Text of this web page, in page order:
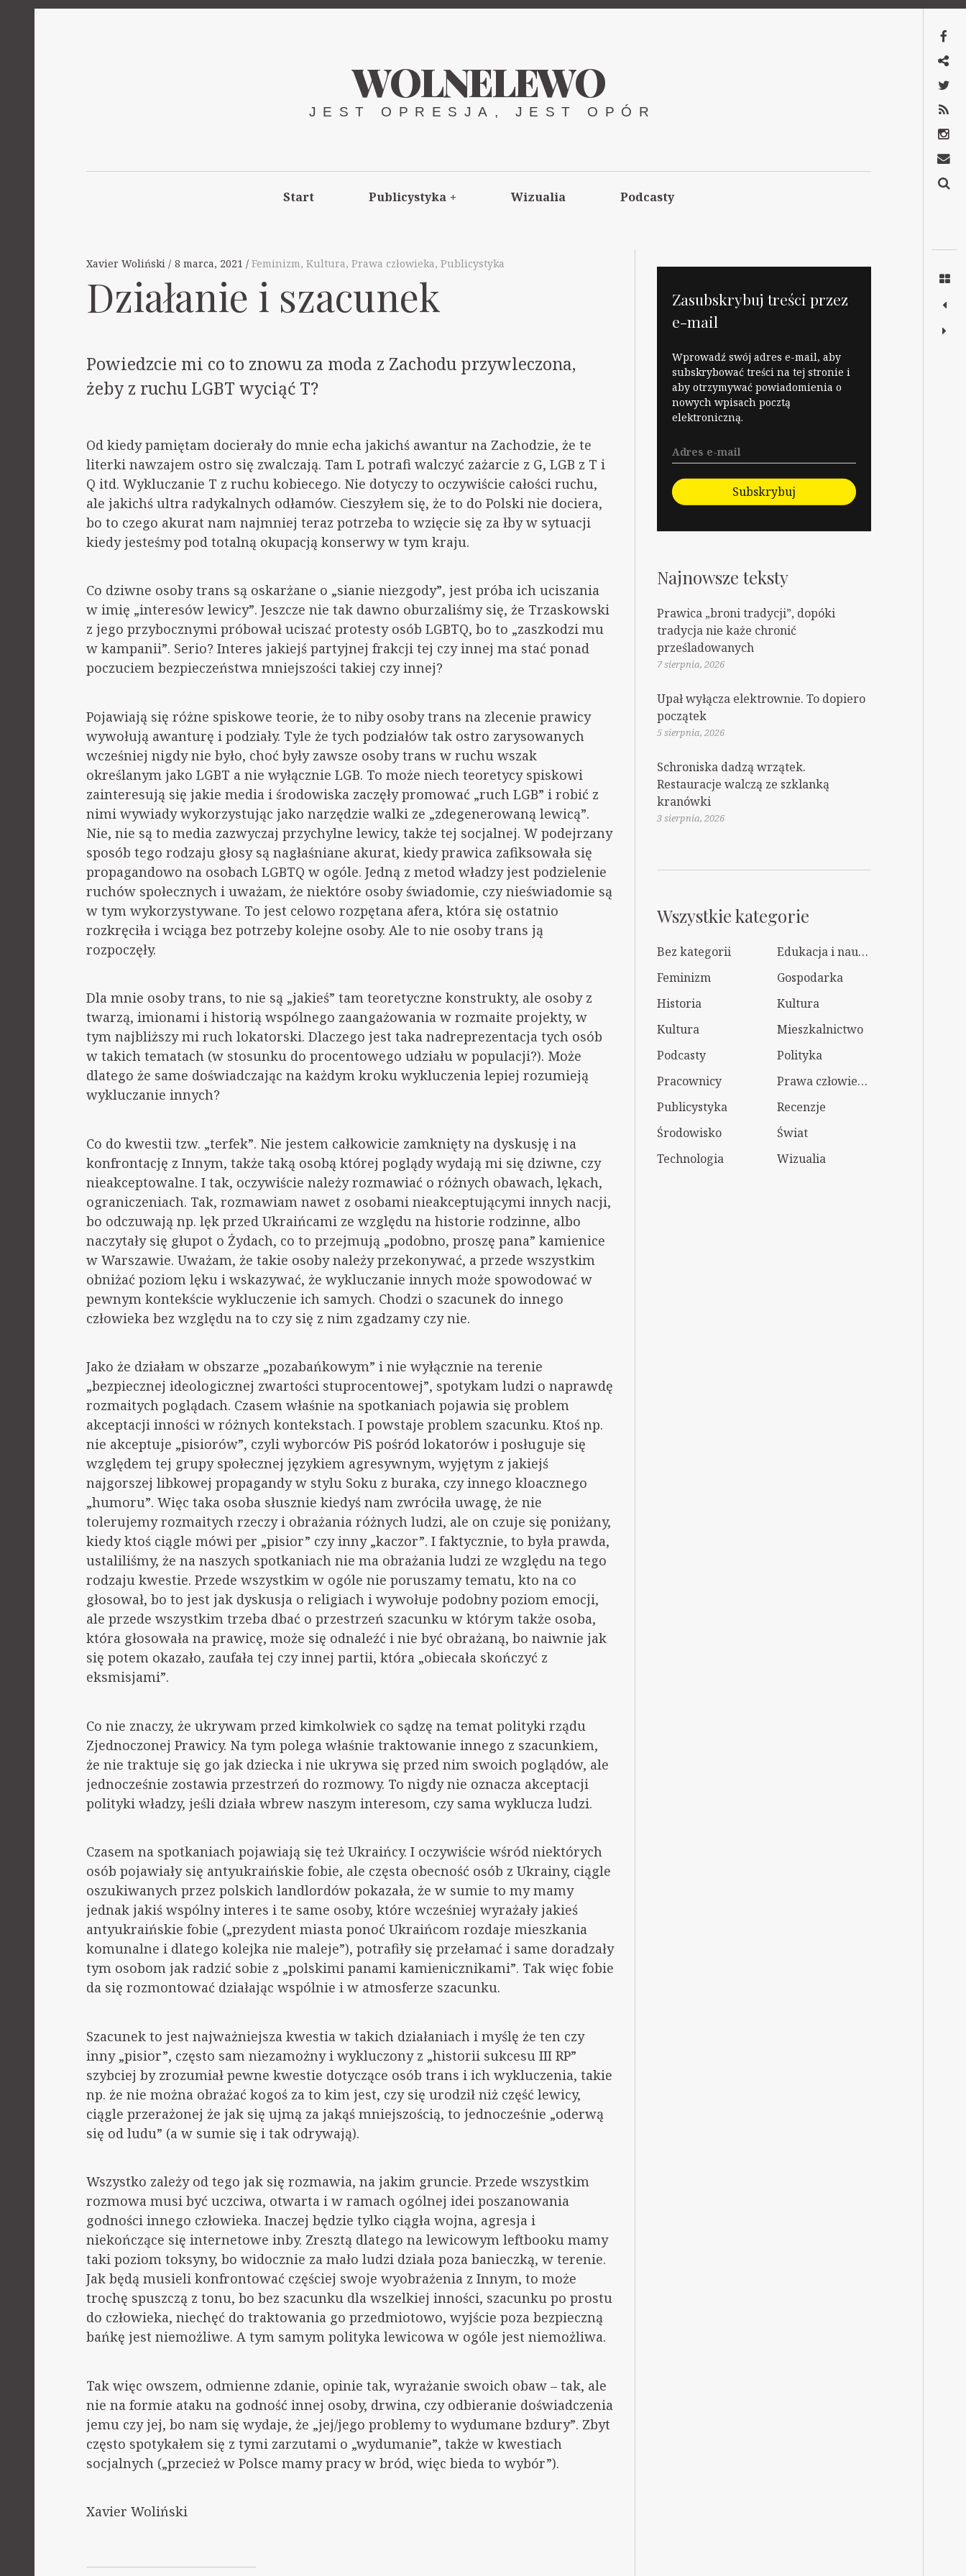
WOLNELEWO
JEST OPRESJA, JEST OPÓR
Start Publicystyka + Wizualia Podcasty
Xavier Woliński 8 marca, 2021 Feminizm, Kultura, Prawa człowieka, Publicystyka
Działanie i szacunek
Powiedzcie mi co to znowu za moda z Zachodu przywleczona,
żeby z ruchu LGBT wyciąć T?
Od kiedy pamiętam docierały do mnie echa jakichś awantur na Zachodzie, że te
literki nawzajem ostro się zwalczają. Tam L potrafi walczyć zażarcie z G, LGB z T i
Q itd. Wykluczanie T z ruchu kobiecego. Nie dotyczy to oczywiście całości ruchu,
ale jakichś ultra radykalnych odłamów. Cieszyłem się, że to do Polski nie dociera,
bo to czego akurat nam najmniej teraz potrzeba to wzięcie się za łby w sytuacji
kiedy jesteśmy pod totalną okupacją konserwy w tym kraju.
Co dziwne osoby trans są oskarżane o „sianie niezgody”, jest próba ich uciszania
w imię „interesów lewicy”. Jeszcze nie tak dawno oburzaliśmy się, że Trzaskowski
z jego przybocznymi próbował uciszać protesty osób LGBTQ, bo to „zaszkodzi mu
w kampanii”. Serio? Interes jakiejś partyjnej frakcji tej czy innej ma stać ponad
poczuciem bezpieczeństwa mniejszości takiej czy innej?
Pojawiają się różne spiskowe teorie, że to niby osoby trans na zlecenie prawicy
wywołują awanturę i podziały. Tyle że tych podziałów tak ostro zarysowanych
wcześniej nigdy nie było, choć były zawsze osoby trans w ruchu wszak
określanym jako LGBT a nie wyłącznie LGB. To może niech teoretycy spiskowi
zainteresują się jakie media i środowiska zaczęły promować „ruch LGB” i robić z
nimi wywiady wykorzystując jako narzędzie walki ze „zdegenerowaną lewicą”.
Nie, nie są to media zazwyczaj przychylne lewicy, także tej socjalnej. W podejrzany
sposób tego rodzaju głosy są nagłaśniane akurat, kiedy prawica zafiksowała się
propagandowo na osobach LGBTQ w ogóle. Jedną z metod władzy jest podzielenie
ruchów społecznych i uważam, że niektóre osoby świadomie, czy nieświadomie są
w tym wykorzystywane. To jest celowo rozpętana afera, która się ostatnio
rozkręciła i wciąga bez potrzeby kolejne osoby. Ale to nie osoby trans ją
rozpoczęły.
Dla mnie osoby trans, to nie są „jakieś” tam teoretyczne konstrukty, ale osoby z
twarzą, imionami i historią wspólnego zaangażowania w rozmaite projekty, w
tym najbliższy mi ruch lokatorski. Dlaczego jest taka nadreprezentacja tych osób
w takich tematach (w stosunku do procentowego udziału w populacji?). Może
dlatego że same doświadczając na każdym kroku wykluczenia lepiej rozumieją
wykluczanie innych?
Co do kwestii tzw. „terfek”. Nie jestem całkowicie zamknięty na dyskusję i na
konfrontację z Innym, także taką osobą której poglądy wydają mi się dziwne, czy
nieakceptowalne. I tak, oczywiście należy rozmawiać o różnych obawach, lękach,
ograniczeniach. Tak, rozmawiam nawet z osobami nieakceptującymi innych nacji,
bo odczuwają np. lęk przed Ukraińcami ze względu na historie rodzinne, albo
naczytały się głupot o Żydach, co to przejmują „podobno, proszę pana” kamienice
w Warszawie. Uważam, że takie osoby należy przekonywać, a przede wszystkim
obniżać poziom lęku i wskazywać, że wykluczanie innych może spowodować w
pewnym kontekście wykluczenie ich samych. Chodzi o szacunek do innego
człowieka bez względu na to czy się z nim zgadzamy czy nie.
Jako że działam w obszarze „pozabańkowym” i nie wyłącznie na terenie
„bezpiecznej ideologicznej zwartości stuprocentowej”, spotykam ludzi o naprawdę
rozmaitych poglądach. Czasem właśnie na spotkaniach pojawia się problem
akceptacji inności w różnych kontekstach. I powstaje problem szacunku. Ktoś np.
nie akceptuje „pisiorów”, czyli wyborców PiS pośród lokatorów i posługuje się
względem tej grupy społecznej językiem agresywnym, wyjętym z jakiejś
najgorszej libkowej propagandy w stylu Soku z buraka, czy innego kloacznego
„humoru”. Więc taka osoba słusznie kiedyś nam zwróciła uwagę, że nie
tolerujemy rozmaitych rzeczy i obrażania różnych ludzi, ale on czuje się poniżany,
kiedy ktoś ciągle mówi per „pisior” czy inny „kaczor”. I faktycznie, to była prawda,
ustaliliśmy, że na naszych spotkaniach nie ma obrażania ludzi ze względu na tego
rodzaju kwestie. Przede wszystkim w ogóle nie poruszamy tematu, kto na co
głosował, bo to jest jak dyskusja o religiach i wywołuje podobny poziom emocji,
ale przede wszystkim trzeba dbać o przestrzeń szacunku w którym także osoba,
która głosowała na prawicę, może się odnaleźć i nie być obrażaną, bo naiwnie jak
się potem okazało, zaufała tej czy innej partii, która „obiecała skończyć z
eksmisjami”.
Co nie znaczy, że ukrywam przed kimkolwiek co sądzę na temat polityki rządu
Zjednoczonej Prawicy. Na tym polega właśnie traktowanie innego z szacunkiem,
że nie traktuje się go jak dziecka i nie ukrywa się przed nim swoich poglądów, ale
jednocześnie zostawia przestrzeń do rozmowy. To nigdy nie oznacza akceptacji
polityki władzy, jeśli działa wbrew naszym interesom, czy sama wyklucza ludzi.
Czasem na spotkaniach pojawiają się też Ukraińcy. I oczywiście wśród niektórych
osób pojawiały się antyukraińskie fobie, ale częsta obecność osób z Ukrainy, ciągle
oszukiwanych przez polskich landlordów pokazała, że w sumie to my mamy
jednak jakiś wspólny interes i te same osoby, które wcześniej wyrażały jakieś
antyukraińskie fobie („prezydent miasta ponoć Ukraińcom rozdaje mieszkania
komunalne i dlatego kolejka nie maleje”), potrafiły się przełamać i same doradzały
tym osobom jak radzić sobie z „polskimi panami kamienicznikami”. Tak więc fobie
da się rozmontować działając wspólnie i w atmosferze szacunku.
Szacunek to jest najważniejsza kwestia w takich działaniach i myślę że ten czy
inny „pisior”, często sam niezamożny i wykluczony z „historii sukcesu III RP”
szybciej by zrozumiał pewne kwestie dotyczące osób trans i ich wykluczenia, takie
np. że nie można obrażać kogoś za to kim jest, czy się urodził niż część lewicy,
ciągle przerażonej że jak się ujmą za jakąś mniejszością, to jednocześnie „oderwą
się od ludu” (a w sumie się i tak odrywają).
Wszystko zależy od tego jak się rozmawia, na jakim gruncie. Przede wszystkim
rozmowa musi być uczciwa, otwarta i w ramach ogólnej idei poszanowania
godności innego człowieka. Inaczej będzie tylko ciągła wojna, agresja i
niekończące się internetowe inby. Zresztą dlatego na lewicowym leftbooku mamy
taki poziom toksyny, bo widocznie za mało ludzi działa poza banieczką, w terenie.
Jak będą musieli konfrontować częściej swoje wyobrażenia z Innym, to może
trochę spuszczą z tonu, bo bez szacunku dla wszelkiej inności, szacunku po prostu
do człowieka, niechęć do traktowania go przedmiotowo, wyjście poza bezpieczną
bańkę jest niemożliwe. A tym samym polityka lewicowa w ogóle jest niemożliwa.
Tak więc owszem, odmienne zdanie, opinie tak, wyrażanie swoich obaw – tak, ale
nie na formie ataku na godność innej osoby, drwina, czy odbieranie doświadczenia
jemu czy jej, bo nam się wydaje, że „jej/jego problemy to wydumane bzdury”. Zbyt
często spotykałem się z tymi zarzutami o „wydumanie”, także w kwestiach
socjalnych („przecież w Polsce mamy pracy w bród, więc bieda to wybór”).
Xavier Woliński
Zasubskrybuj treści przez
e-mail
Wprowadź swój adres e-mail, aby
subskrybować treści na tej stronie i
aby otrzymywać powiadomienia o
nowych wpisach pocztą
elektroniczną.
Subskrybuj
Najnowsze teksty
Prawica „broni tradycji”, dopóki
tradycja nie każe chronić
prześladowanych
7 sierpnia, 2026
Upał wyłącza elektrownie. To dopiero
początek
5 sierpnia, 2026
Schroniska dadzą wrzątek.
Restauracje walczą ze szklanką
kranówki
3 sierpnia, 2026
Wszystkie kategorie
Bez kategorii
Edukacja i nauka
Feminizm
Gospodarka
Historia
Kultura
Kultura
Mieszkalnictwo
Podcasty
Polityka
Pracownicy
Prawa człowieka
Publicystyka
Recenzje
Środowisko
Świat
Technologia
Wizualia